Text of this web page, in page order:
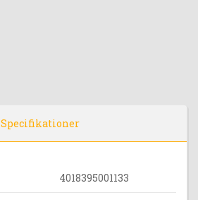
Specifikationer
4018395001133